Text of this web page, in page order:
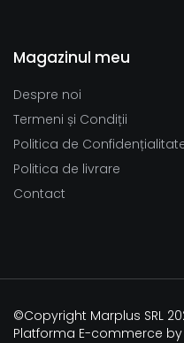
Magazinul meu
Despre noi
Termeni și Condiții
Politica de
Politica de livrare
Contact
©Copyright Marplus SRL
Platforma E-commerce